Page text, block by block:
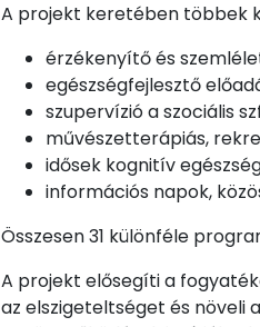
A projekt keretében többek
érzékenyítő és
egészségfejlesztő
szupervízió a szociális
művészetterápiás,
idősek kognitív
információs napok,
Összesen 31 különféle
A projekt elősegíti a
az elszigeteltséget és növeli